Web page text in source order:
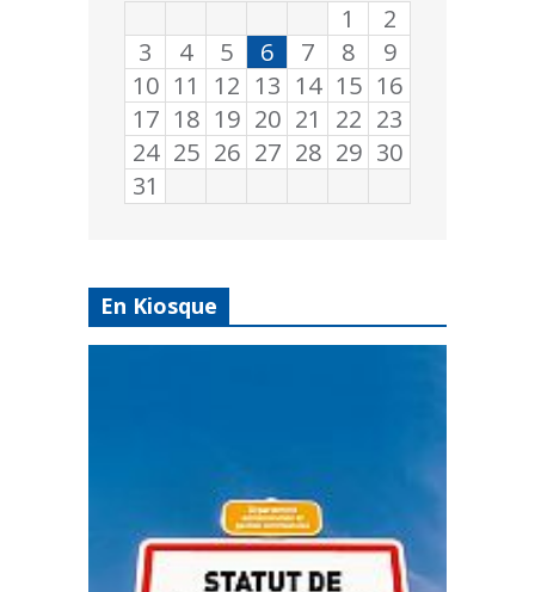
1
2
3
4 5 6 7 8
9
10 11 12 13 14 15 16
17 18 19 20 21 22 23
24 25 26 27 28 29 30
31
En Kiosque